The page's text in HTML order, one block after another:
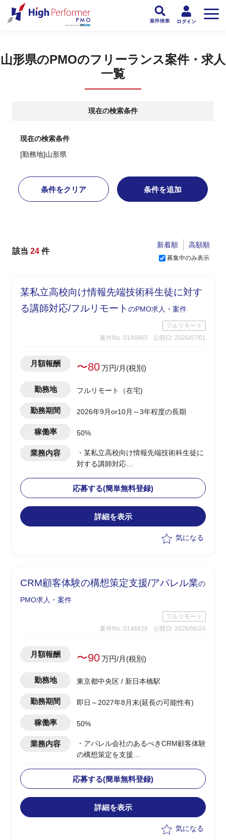
山形県のPMOのフリーランス案件・求人
一覧
現在の検索条件
現在の検索条件
[勤務地]山形県
条件をクリア 条件を追加
該当 24 件
募集中のみ表示
新着順 高額順
某私立高校向け情報先端技術科生徒に対す
る講師対応/フルリモート のPMO求人・案件
フルリモート
案件No. 0146965
公開日: 2026/07/01
月額報酬 〜80万円/月(税別)
勤務地 フルリモート（在宅)
勤務期間 2026年9月or10月～3年程度の長期
稼働率 50%
業務内容
・某私立高校向け情報先端技術科生徒に
対する講師対応
ィ、AI/金融工学(高校生向けのため企業
におけるお金の話)、情報Ⅰ
・授業日：月曜(9:40～12:40、13:15～
15:30)、水曜(9:40～12:00)
・その他、授業に使うコンテンツの制作
基礎レベルを教え、学生に興味を持たせ
応募する(簡単無料登録)
詳細を表示
気になる
CRM顧客体験の構想策定支援/アパレル業の
PMO求人・案件
フルリモート
案件No. 0146828
公開日: 2026/06/24
月額報酬 〜90万円/月(税別)
勤務地 東京都中央区 / 新日本橋駅
勤務期間 即日～2027年8月末(延長の可能性有)
稼働率 50%
業務内容
・アパレル会社のあるべきCRM顧客体験
の構想策定を支援
内の主要メンバーの方と合意形成した上
で
OMO機能を含めたあるべき姿を具体化
・幹部の合意を得るために、ユーザー調
応募する(簡単無料登録)
詳細を表示
気になる